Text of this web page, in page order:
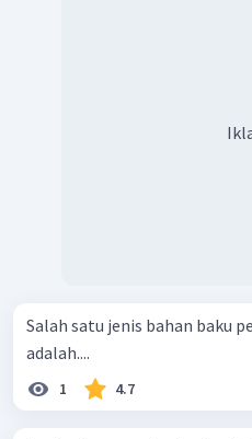
Salah satu jenis bahan baku
adalah....
1 4.7